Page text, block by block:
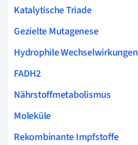
Katalytische Triade
Gezielte Mutagenese
Hydrophile Wechselwirkungen
FADH2
Nährstoffmetabolismus
Moleküle
Rekombinante Impfstoffe